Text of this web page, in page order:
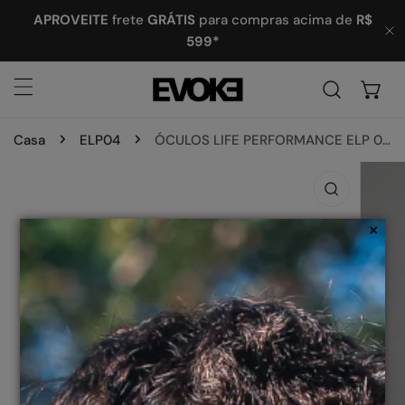
O CONTEÚDO
APROVEITE frete GRÁTIS para compras acima de R$
599*
Casa ELP04 ÓCULOS LIFE PERFORMANCE ELP 04 SPIKE E07P JADESTONE DARK BLUE MIRROR
×